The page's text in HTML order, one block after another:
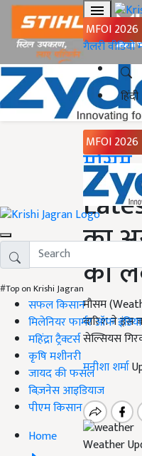
MFOI 2026
गैलरीवीडियो
हिंदी
MFOI 2026
#Top on Krishi Jagran
सफल किसान
मिलेनियर फार्मर ऑफ इंडिया
महिंद्रा ट्रैक्टर्स
कृषि मशीनरी
जायद की फसल
बिज़नेस आइडियाज
पीएम किसान
Home
Home
मौसम
का
को
मौसम
बारिश ने इस
सेल्सियस
मनीशा शर्मा
Weather